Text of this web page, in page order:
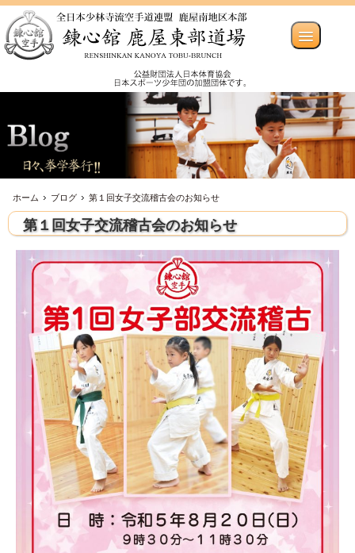
ホーム ブログ 第１回女子交流稽古会のお知らせ
第１回女子交流稽古会のお知らせ